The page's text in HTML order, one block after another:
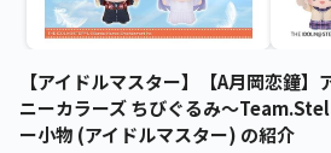
【アイドルマスター】【A月岡恋鐘】
ニーカラーズ ちびぐるみ～
ー小物 (アイドルマスター) の紹介